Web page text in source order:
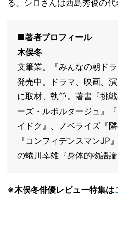
る。シロさんは西島秀俊の代
■著者プロフィール
木俣冬
文筆業。『みんなの朝ド
発売中。ドラマ、映画、
に取材、執筆。著書『挑
ーズ・ルポルタージュ』
イドク』、ノベライズ『
『コンフィデンスマンJP
の蜷川幸雄『身体的物語論
※木俣冬俳優レビュー特集は